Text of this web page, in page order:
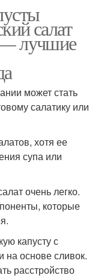
салат
— лучшие
может стать
салатику или
хотя ее
супа или
очень легко.
которые
капусту с
на основе сливок.
расстройство